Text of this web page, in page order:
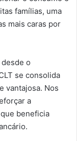
famílias, uma
mais caras por
o
se consolida
vantajosa. Nos
a
beneficia